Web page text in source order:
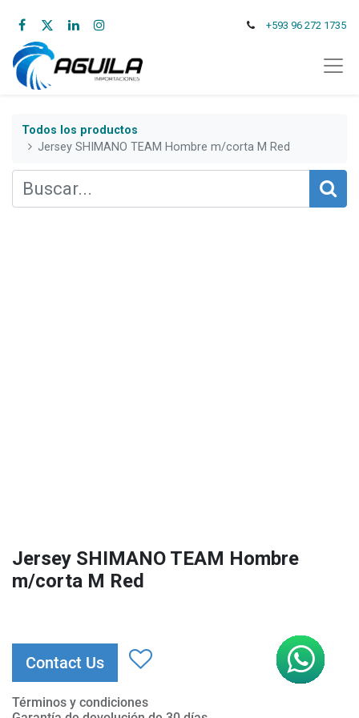
+593 96 272 1735
Todos los productos
Jersey SHIMANO TEAM Hombre m/corta M Red
Jersey SHIMANO TEAM Hombre
m/corta M Red
Contact Us
Términos y condiciones